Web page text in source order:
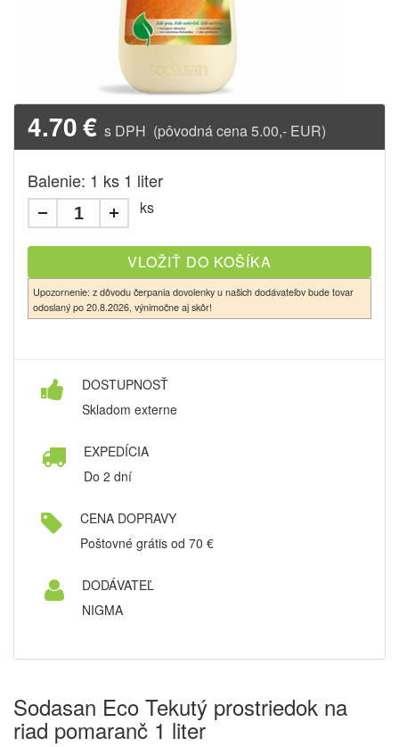
4.70€ s DPH (pôvodná cena 5.00,- EUR)
Balenie: 1 ks 1 liter
ks
Upozornenie: z dôvodu čerpania dovolenky u našich dodávateľov bude tovar
odoslaný po 20.8.2026, výnimočne aj skôr!
DOSTUPNOSŤ
Skladom externe
EXPEDÍCIA
Do 2 dní
CENA DOPRAVY
Poštovné grátis od 70 €
DODÁVATEĽ
NIGMA
Sodasan Eco Tekutý prostriedok na
riad pomaranč 1 liter